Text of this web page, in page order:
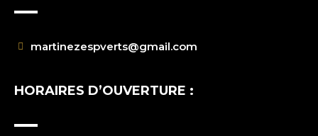
martinezespverts@gmail.com
HORAIRES D’OUVERTURE :